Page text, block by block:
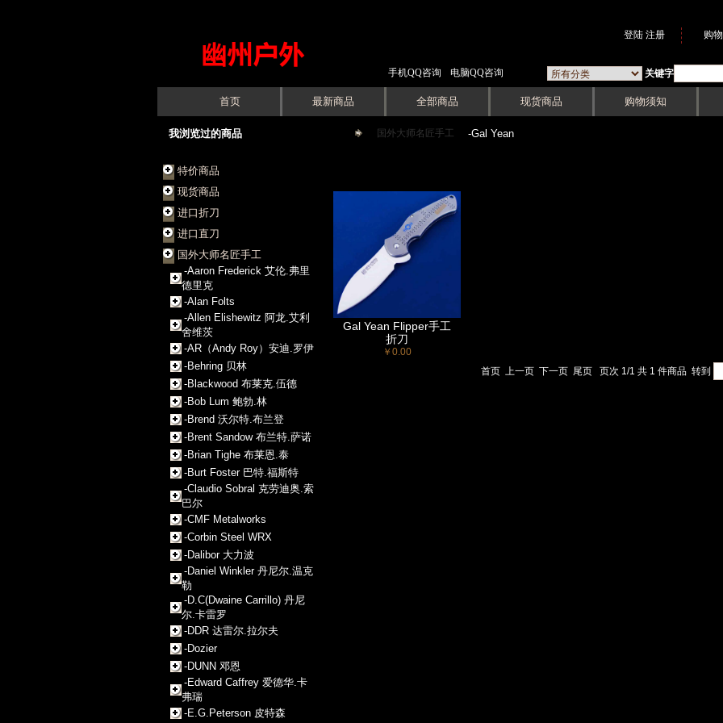
登陆 注册 购
手机QQ咨询 电脑QQ咨询 关键字
首页 最新商品 全部商品 现货商品 购物须知
我浏览过的商品
特价商品
现货商品
进口折刀
进口直刀
国外大师名匠手工
-Aaron Frederick 艾伦.弗里
德里克
-Alan Folts
-Allen Elishewitz 阿龙.艾利
舍维茨
-AR（Andy Roy）安迪.罗伊
-Behring 贝林
-Blackwood 布莱克.伍德
-Bob Lum 鲍勃.林
-Brend 沃尔特.布兰登
-Brent Sandow 布兰特.萨诺
-Brian Tighe 布莱恩.泰
-Burt Foster 巴特.福斯特
-Claudio Sobral 克劳迪奥.索
巴尔
-CMF Metalworks
-Corbin Steel WRX
-Dalibor 大力波
-Daniel Winkler 丹尼尔.温克
勒
-D.C(Dwaine Carrillo) 丹尼
尔.卡雷罗
-DDR 达雷尔.拉尔夫
-Dozier
-DUNN 邓恩
-Edward Caffrey 爱德华.卡
弗瑞
-E.G.Peterson 皮特森
国外大师名匠手工 -Gal Yean
Gal Yean Flipper手工
折刀
￥0.00
首页 上一页 下一页 尾页 页次 1/1 共 1 件商品 转到